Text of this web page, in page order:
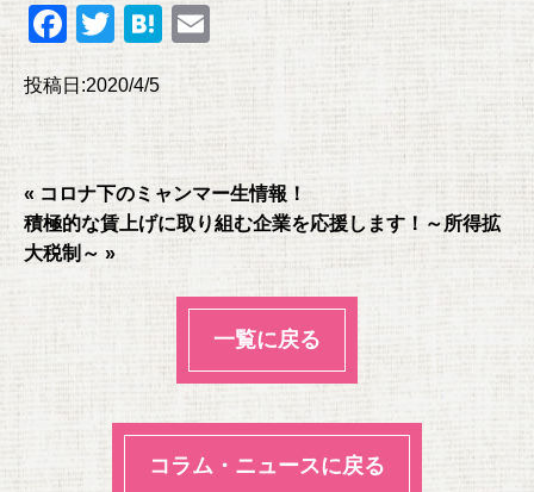
F
c
e
b
o
o
T
wi
tt
H
n
a
ail
投稿日:2020/4/5
« コロナ下のミャンマー生情報！
積極的な賃上げに取り組む企業を応援します！～所得拡
大税制～ »
一覧に戻る
コラム・ニュースに戻る